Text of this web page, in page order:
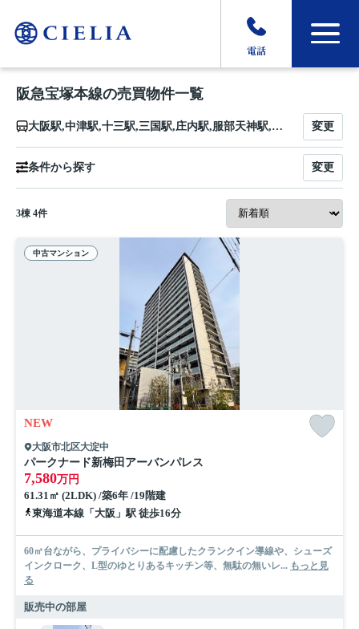
電話
阪急宝塚本線の売買物件一覧
大阪駅,中津駅,十三駅,三国駅,庄内駅,服部天神駅,曽根駅,岡町駅,豊中駅,蛍池駅,石橋阪大前駅,池田駅,川西能勢口駅,雲雀丘花屋敷駅,山本駅,中山観音駅,売布神社駅,清荒神駅,宝塚駅 変更
条件から探す 変更
3棟 4件
中古マンション
NEW
大阪市北区大淀中
パークナード新梅田アーバンパレス
7,580万円
61.31㎡ (2LDK) /築6年 /19階建
東海道本線「大阪」駅 徒歩16分
60㎡台ながら、プライバシーに配慮したクランクイン導線や、シューズ
インクローク、L型のゆとりあるキッチン等、無駄の無いレ... もっと見
る
販売中の部屋